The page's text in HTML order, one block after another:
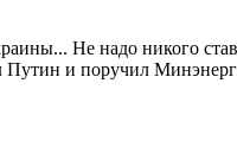
Не надо никого
Путин и поручил